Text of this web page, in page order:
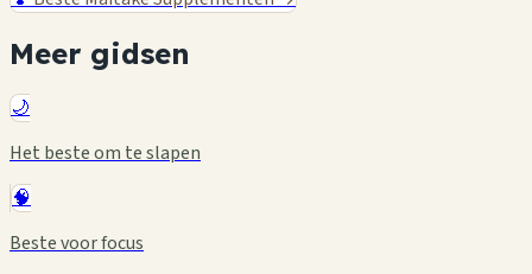
Meer gidsen
🌙
Het beste om te slapen
🧠
Beste voor focus